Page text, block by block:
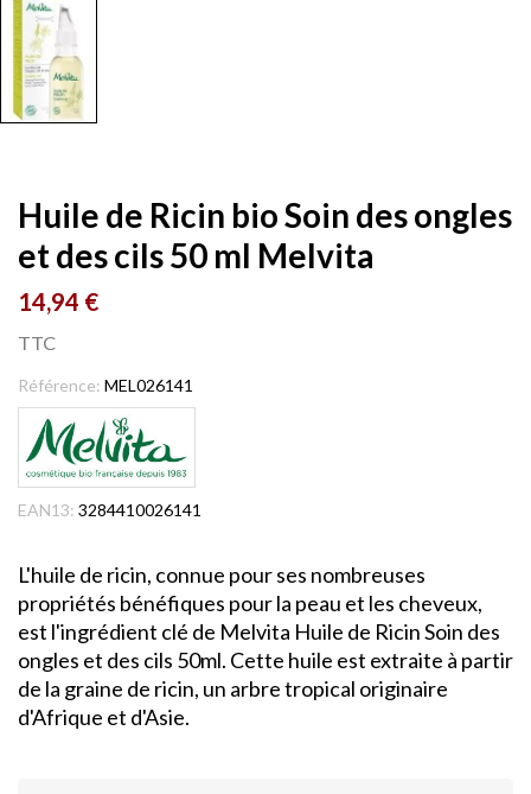
Huile de Ricin bio Soin des ongles
et des cils 50 ml Melvita
14,94 €
TTC
Référence: MEL026141
EAN13: 3284410026141
L'huile de ricin, connue pour ses nombreuses
propriétés bénéfiques pour la peau et les cheveux,
est l'ingrédient clé de Melvita Huile de Ricin Soin des
ongles et des cils 50ml. Cette huile est extraite à partir
de la graine de ricin, un arbre tropical originaire
d'Afrique et d'Asie.